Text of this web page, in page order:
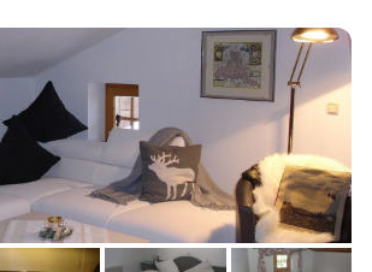
en fietskaarten zijn ter plaatse
ook begeleide wandelingen
Rusti...